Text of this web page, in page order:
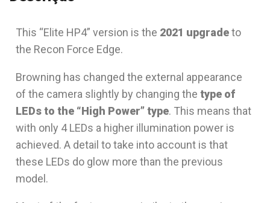
This “Elite HP4” version is the 2021 upgradeto
the Recon Force Edge.
Browning has changed the external appearance
of the camera slightly by changing the type of
LEDs to the “High Power” type. This means that
with only 4 LEDs a higher illumination power is
achieved. A detail to take into account is that
these LEDs do glow more than the previous
model.